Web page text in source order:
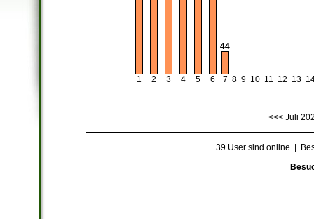
1 2 3 4 5 6
44
7 8 9 10 11 12 13
<<< Juli
39 User sind online |